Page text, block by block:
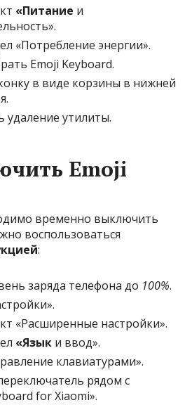
«Питание и
«Потребление энергии».
Emoji Keyboard.
в виде корзины в нижней
удаление утилиты.
Emoji
временно выключить
воспользоваться
:
заряда телефона до 100%.
«Расширенные настройки».
«Язык и ввод».
клавиатурами».
рядом с
for Xiaomi».